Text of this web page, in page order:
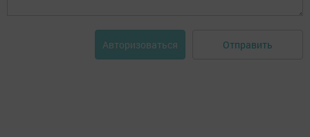
Авторизоваться Отправить